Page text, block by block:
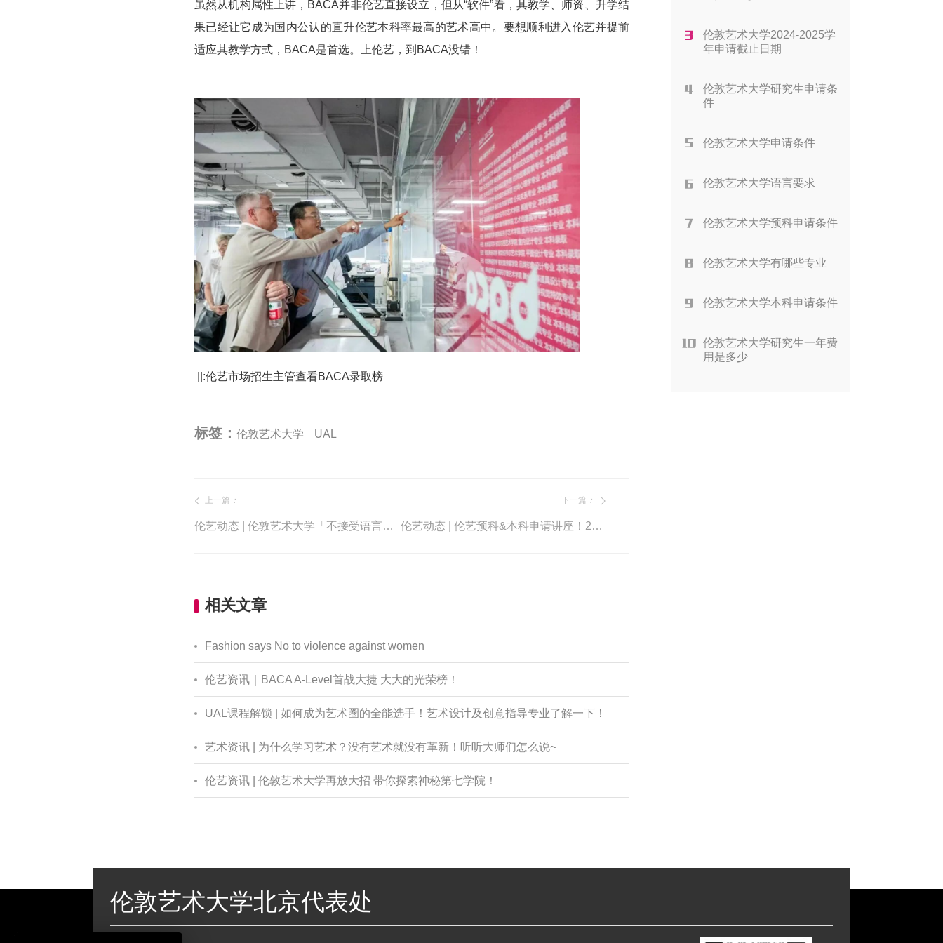
虽然从机构属性上讲，BACA并非伦艺直接设立，但从“软件”看，其教学、师资、升学结
果已经让它成为国内公认的直升伦艺本科率最高的艺术高中。要想顺利进入伦艺并提前
适应其教学方式，BACA是首选。上伦艺，到BACA没错！
||:伦艺市场招生主管查看BACA录取榜
标签： 伦敦艺术大学 UAL
上一篇 ：
伦艺动态 | 伦敦艺术大学「不接受语言成绩降分录取」及「可接受语言考试类型汇总」！
下一篇 ：
伦艺动态 | 伦艺预科&本科申请讲座！2026入读伦艺你还来得及！
相关文章
Fashion says No to violence against women
伦艺资讯｜BACA A-Level首战大捷 大大的光荣榜！
UAL课程解锁 | 如何成为艺术圈的全能选手！艺术设计及创意指导专业了解一下！
艺术资讯 | 为什么学习艺术？没有艺术就没有革新！听听大师们怎么说~
伦艺资讯 | 伦敦艺术大学再放大招 带你探索神秘第七学院！
伦敦艺术大学2024-2025学
年申请截止日期
伦敦艺术大学研究生申请条
件
伦敦艺术大学申请条件
伦敦艺术大学语言要求
伦敦艺术大学预科申请条件
伦敦艺术大学有哪些专业
伦敦艺术大学本科申请条件
伦敦艺术大学研究生一年费
用是多少
伦敦艺术大学北京代表处